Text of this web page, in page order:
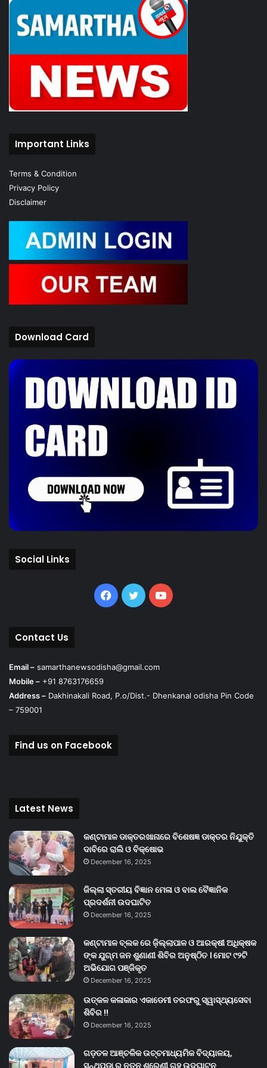
Important Links
Terms & Condition
Privacy Policy
Disclaimer
Download Card
Social Links
Facebook
TwitterYouTube
Contact Us
Email – samarthanewsodisha@gmail.com
Mobile – +91 8763176659
Address – Dakhinakali Road, P.o/Dist.- Dhenkanal odisha Pin Code
– 759001
Find us on Facebook
Latest News
କଣ୍ଟାମାଳ ଡାକ୍ତରଖାନାରେ ବିଶେଷଜ୍ଞ ଡାକ୍ତର ନିଯୁକ୍ତି
ଦାବିରେ ରାଲି ଓ ବିକ୍ଷୋଭ
December 16, 2025
ଜିଲ୍ଲା ସ୍ତରୀୟ ବିଜ୍ଞାନ ମେଳା ଓ ବାଲ ବୈଜ୍ଞାନିକ
ପ୍ରଦର୍ଶନୀ ଉଦଘାଟିତ
December 16, 2025
କଣ୍ଟାମାଳ ବ୍ଲକ ରେ ଜ଼ିଲ୍ଲାପାଳ ଓ ଆରକ୍ଷୀ ଅଧିକ୍ଷକ
ଙ୍କ ଯୁଗ୍ମ ଜନ ଶୁଣାଣୀ ଶିବିର ଅନୁଷ୍ଠିତ । ମୋଟ ୯୨ଟି
ଅଭିଯୋଗ ପଞ୍ଜିକୃତ
December 16, 2025
ଉତ୍କଳ କଳାକାର ଏକାଡେମୀ ତରଫରୁ ସ୍ୱାସ୍ଥ୍ୟସେବା
ଶିବିର !!
December 16, 2025
ଗଡ଼ତଳ ଆଞ୍ଚଳିକ ଉଚ୍ଚମାଧ୍ୟମିକ ବିଦ୍ୟାଳୟ,